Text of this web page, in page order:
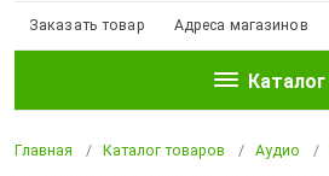
Заказать товар Адреса магазинов
Каталог
Главная Каталог товаров Аудио